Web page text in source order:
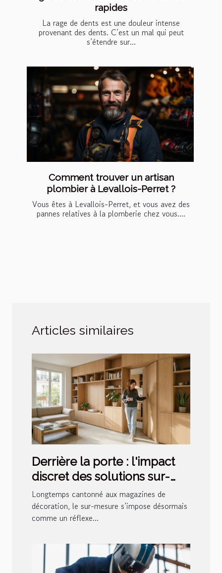
rapides
La rage de dents est une douleur intense
provenant des dents. C’est un mal qui peut
s’étendre sur...
Comment trouver un artisan
plombier à Levallois-Perret ?
Vous êtes à Levallois-Perret, et vous avez des
pannes relatives à la plomberie chez vous....
Articles similaires
Derrière la porte : l'impact
discret des solutions sur-
mesure pour la maison
moderne
Longtemps cantonné aux magazines de
décoration, le sur-mesure s’impose désormais
comme un réflexe...